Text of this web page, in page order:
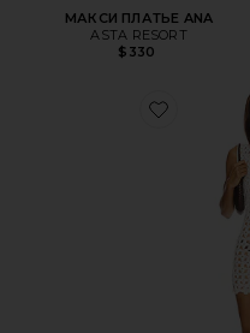
МАКСИ ПЛАТЬЕ ANA
ASTA RESORT
$330